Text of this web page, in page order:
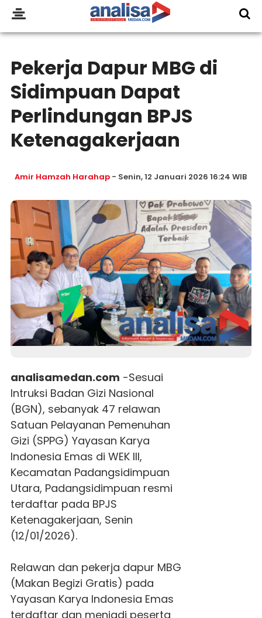
Pekerja Dapur MBG di
Sidimpuan Dapat
Perlindungan BPJS
Ketenagakerjaan
Amir Hamzah Harahap - Senin, 12 Januari 2026 16:24 WIB
analisamedan.com -Sesuai
Intruksi Badan Gizi Nasional
(BGN), sebanyak 47 relawan
Satuan Pelayanan Pemenuhan
Gizi (SPPG) Yayasan Karya
Indonesia Emas di WEK III,
Kecamatan Padangsidimpuan
Utara, Padangsidimpuan resmi
terdaftar pada BPJS
Ketenagakerjaan, Senin
(12/01/2026).
Relawan dan pekerja dapur MBG
(Makan Begizi Gratis) pada
Yayasan Karya Indonesia Emas
terdaftar dan menjadi peserta